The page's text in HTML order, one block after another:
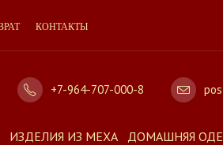
КОНТАКТЫ
+7-964-707-000-8
ИЗДЕЛИЯ ИЗ МЕХА ДОМАШНЯЯ